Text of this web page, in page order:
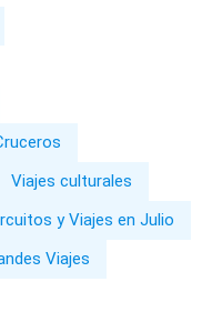
Viajes culturales
y Viajes en Julio
Viajes